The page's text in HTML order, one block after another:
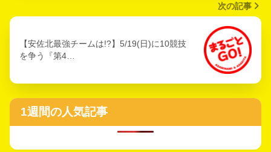
次の記事
【安佐北最強チームは!?】5/19(日)に10競技
を争う『第4…
1週間の人気記事